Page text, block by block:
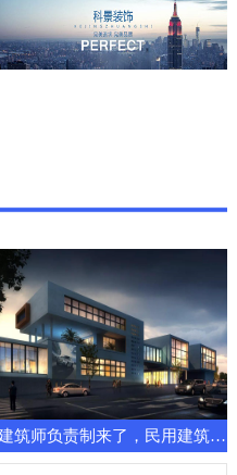
建筑师负责制来了，民用建筑先行一步！天堂还是地狱